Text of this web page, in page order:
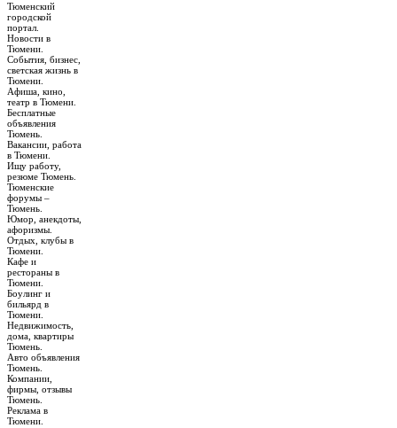
Тюменский
городской
портал.
Новости в
Тюмени.
События, бизнес,
светская жизнь в
Тюмени.
Афиша, кино,
театр в Тюмени.
Бесплатные
объявления
Тюмень.
Вакансии, работа
в Тюмени.
Ищу работу,
резюме Тюмень.
Тюменские
форумы –
Тюмень.
Юмор, анекдоты,
афоризмы.
Отдых, клубы в
Тюмени.
Кафе и
рестораны в
Тюмени.
Боулинг и
бильярд в
Тюмени.
Недвижимость,
дома, квартиры
Тюмень.
Авто объявления
Тюмень.
Компании,
фирмы, отзывы
Тюмень.
Реклама в
Тюмени.